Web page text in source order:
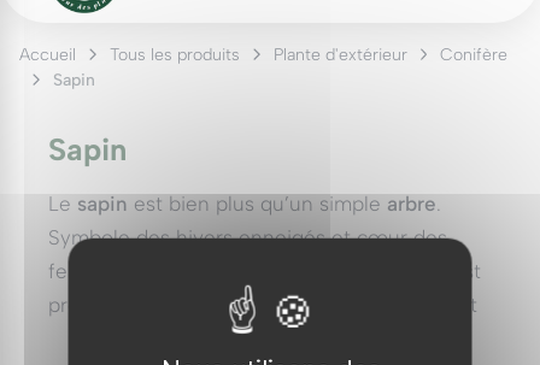
Accueil Tous les produits Plante d'extérieur
Conifère
Sapin
Sapin
Le sapin est bien plus qu’un simple arbre.
Symbole des hivers enneigés et cœur des
festivités de Noël, ce conifère majestueux est
profondément enraciné dans notre culture et
notre environnement. Mais que savez-vous